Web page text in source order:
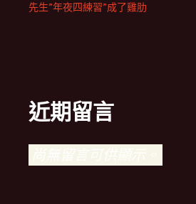
先生”年夜四練習”成了雞肋
近期留言
尚無留言可供顯示。